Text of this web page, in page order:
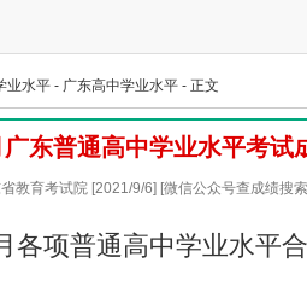
业水平 - 广东高中学业水平 - 正文
东普通高中学业水平考试
教育考试院 [2021/9/6] [微信公众号查成绩搜
各项普通高中学业水平